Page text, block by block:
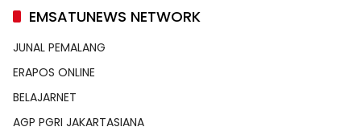
EMSATUNEWS NETWORK
JUNAL PEMALANG
ERAPOS ONLINE
BELAJARNET
AGP PGRI JAKARTASIANA